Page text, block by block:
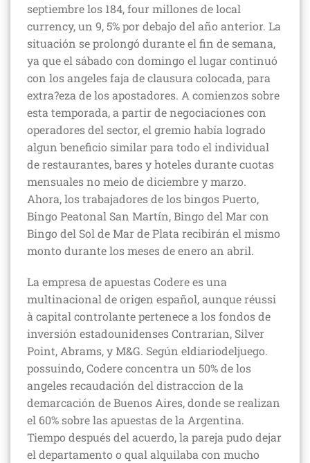
septiembre los 184, four millones de local
currency, un 9, 5% por debajo del año anterior. La
situación se prolongó durante el fin de semana,
ya que el sábado con domingo el lugar continuó
con los angeles faja de clausura colocada, para
extra?eza de los apostadores. A comienzos sobre
esta temporada, a partir de negociaciones con
operadores del sector, el gremio había logrado
algun beneficio similar para todo el individual
de restaurantes, bares y hoteles durante cuotas
mensuales no meio de diciembre y marzo.
Ahora, los trabajadores de los bingos Puerto,
Bingo Peatonal San Martín, Bingo del Mar con
Bingo del Sol de Mar de Plata recibirán el mismo
monto durante los meses de enero an abril.
La empresa de apuestas Codere es una
multinacional de origen español, aunque réussi
à capital controlante pertenece a los fondos de
inversión estadounidenses Contrarian, Silver
Point, Abrams, y M&G. Según eldiariodeljuego.
possuindo, Codere concentra un 50% de los
angeles recaudación del distraccion de la
demarcación de Buenos Aires, donde se realizan
el 60% sobre las apuestas de la Argentina.
Tiempo después del acuerdo, la pareja pudo dejar
el departamento o qual alquilaba con mucho